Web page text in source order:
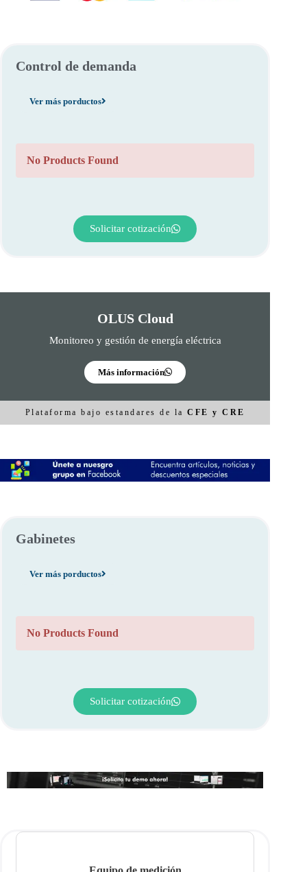
Control de demanda
Ver más porductos
No Products Found
Solicitar cotización
OLUS Cloud
Monitoreo y gestión de energía eléctrica
Más información
Plataforma bajo estandares de laCFE y CRE
Gabinetes
Ver más porductos
No Products Found
Solicitar cotización